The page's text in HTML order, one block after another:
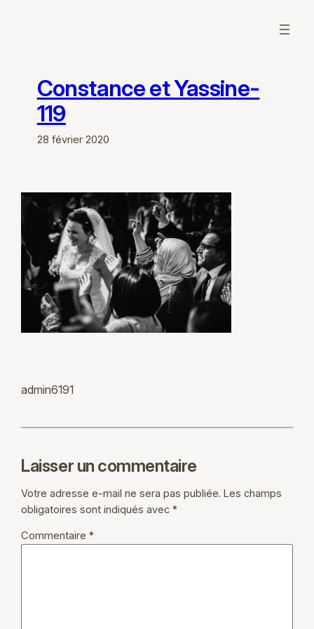
Constance et Yassine-
119
28 février 2020
admin6191
Laisser un commentaire
Votre adresse e-mail ne sera pas publiée. Les champs
obligatoires sont indiqués avec*
Commentaire*